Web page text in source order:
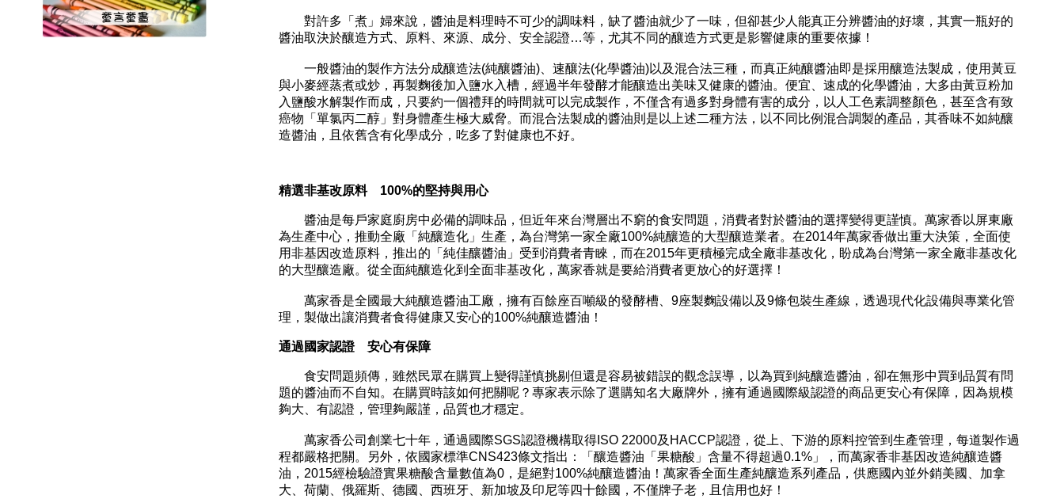
對許多「煮」婦來說，醬油是料理時不可少的調味料，缺了醬油就少了一味，但卻甚少人能真正分辨醬油的好壞，其實一瓶好的
醬油取決於釀造方式、原料、來源、成分、安全認證…等，尤其不同的釀造方式更是影響健康的重要依據！
一般醬油的製作方法分成釀造法(純釀醬油)、速釀法(化學醬油)以及混合法三種，而真正純釀醬油即是採用釀造法製成，使用黃豆
與小麥經蒸煮或炒，再製麴後加入鹽水入槽，經過半年發酵才能釀造出美味又健康的醬油。便宜、速成的化學醬油，大多由黃豆粉加
入鹽酸水解製作而成，只要約一個禮拜的時間就可以完成製作，不僅含有過多對身體有害的成分，以人工色素調整顏色，甚至含有致
癌物「單氯丙二醇」對身體產生極大威脅。而混合法製成的醬油則是以上述二種方法，以不同比例混合調製的產品，其香味不如純釀
造醬油，且依舊含有化學成分，吃多了對健康也不好。
精選非基改原料 100%的堅持與用心
醬油是每戶家庭廚房中必備的調味品，但近年來台灣層出不窮的食安問題，消費者對於醬油的選擇變得更謹慎。萬家香以屏東廠
為生產中心，推動全廠「純釀造化」生產，為台灣第一家全廠100%純釀造的大型釀造業者。在2014年萬家香做出重大決策，全面使
用非基因改造原料，推出的「純佳釀醬油」受到消費者青睞，而在2015年更積極完成全廠非基改化，盼成為台灣第一家全廠非基改化
的大型釀造廠。從全面純釀造化到全面非基改化，萬家香就是要給消費者更放心的好選擇！
萬家香是全國最大純釀造醬油工廠，擁有百餘座百噸級的發酵槽、9座製麴設備以及9條包裝生產線，透過現代化設備與專業化管
理，製做出讓消費者食得健康又安心的100%純釀造醬油！
通過國家認證 安心有保障
食安問題頻傳，雖然民眾在購買上變得謹慎挑剔但還是容易被錯誤的觀念誤導，以為買到純釀造醬油，卻在無形中買到品質有問
題的醬油而不自知。在購買時該如何把關呢？專家表示除了選購知名大廠牌外，擁有通過國際級認證的商品更安心有保障，因為規模
夠大、有認證，管理夠嚴謹，品質也才穩定。
萬家香公司創業七十年，通過國際SGS認證機構取得ISO 22000及HACCP認證，從上、下游的原料控管到生產管理，每道製作過
程都嚴格把關。另外，依國家標準CNS423條文指出：「釀造醬油「果糖酸」含量不得超過0.1%」，而萬家香非基因改造純釀造醬
油，2015經檢驗證實果糖酸含量數值為0，是絕對100%純釀造醬油！萬家香全面生產純釀造系列產品，供應國內並外銷美國、加拿
大、荷蘭、俄羅斯、德國、西班牙、新加坡及印尼等四十餘國，不僅牌子老，且信用也好！